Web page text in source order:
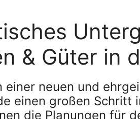
& Güter in
einer neuen und
einen großen Schritt
die Planungen für